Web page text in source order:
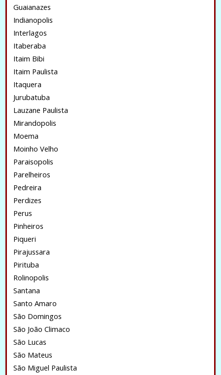
Guaianazes
Indianopolis
Interlagos
Itaberaba
Itaim Bibi
Itaim Paulista
Itaquera
Jurubatuba
Lauzane Paulista
Mirandopolis
Moema
Moinho Velho
Paraisopolis
Parelheiros
Pedreira
Perdizes
Perus
Pinheiros
Piqueri
Pirajussara
Pirituba
Rolinopolis
Santana
Santo Amaro
São Domingos
São João Climaco
São Lucas
São Mateus
São Miguel Paulista